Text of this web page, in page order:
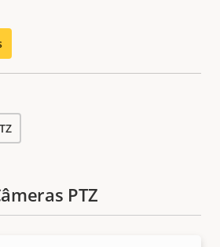
PTZ